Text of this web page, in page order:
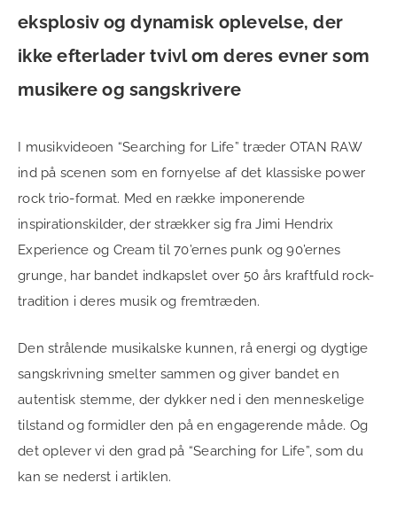
eksplosiv og dynamisk oplevelse, der
ikke efterlader tvivl om deres evner som
musikere og sangskrivere
I musikvideoen “Searching for Life” træder OTAN RAW
ind på scenen som en fornyelse af det klassiske power
rock trio-format. Med en række imponerende
inspirationskilder, der strækker sig fra Jimi Hendrix
Experience og Cream til 70’ernes punk og 90’ernes
grunge, har bandet indkapslet over 50 års kraftfuld rock-
tradition i deres musik og fremtræden.
Den strålende musikalske kunnen, rå energi og dygtige
sangskrivning smelter sammen og giver bandet en
autentisk stemme, der dykker ned i den menneskelige
tilstand og formidler den på en engagerende måde. Og
det oplever vi den grad på “Searching for Life”, som du
kan se nederst i artiklen.